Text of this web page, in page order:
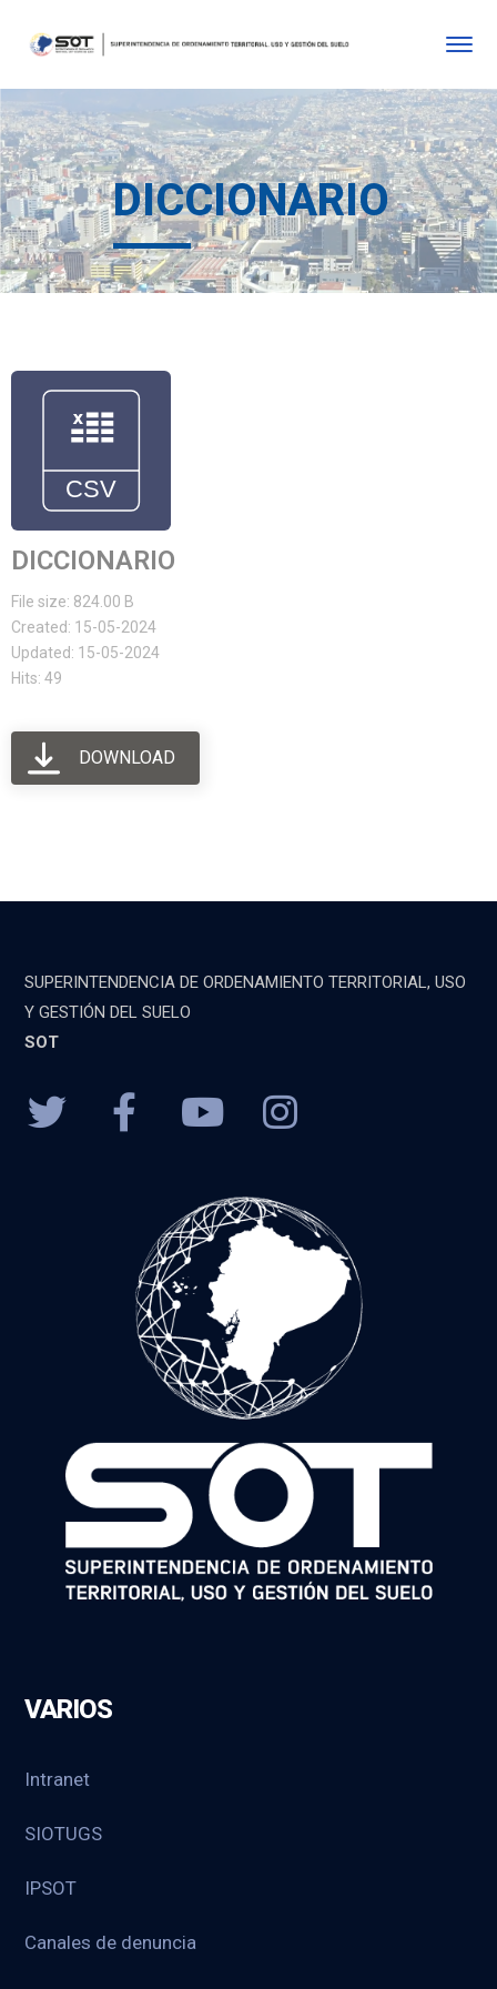
DICCIONARIO
DICCIONARIO
File size: 824.00 B
Created: 15-05-2024
Updated: 15-05-2024
Hits: 49
DOWNLOAD
SUPERINTENDENCIA DE ORDENAMIENTO TERRITORIAL, USO
Y GESTIÓN DEL SUELO
SOT
VARIOS
Intranet
SIOTUGS
IPSOT
Canales de denuncia